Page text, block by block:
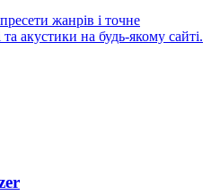
жанрів і точне
акустики на будь-якому сайті.